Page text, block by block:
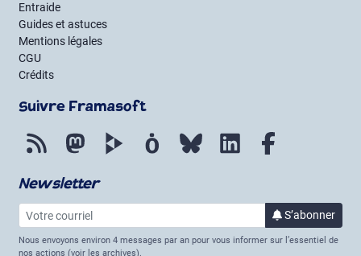
Entraide
Guides et astuces
Mentions légales
CGU
Crédits
Suivre Framasoft
Flux RSS MastodonPeerTube Mobilizon Bluesky LinkedIn
Newsletter
Votre courriel
S’abonner
à la lettre
Nous envoyons environ 4 messages par an pour vous informer sur l’essentiel de
nos actions (voir les archives).